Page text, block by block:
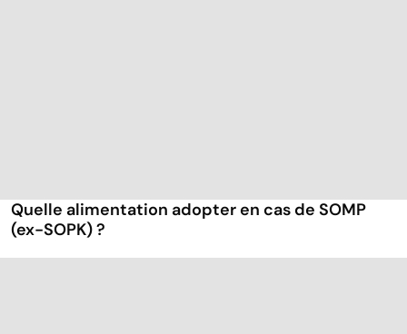
Quelle alimentation adopter en cas de SOMP
(ex-SOPK) ?